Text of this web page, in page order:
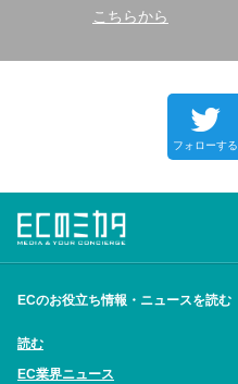
こちらから
フォローする
ECのお役立ち情報・ニュースを読む
読む
EC業界ニュース